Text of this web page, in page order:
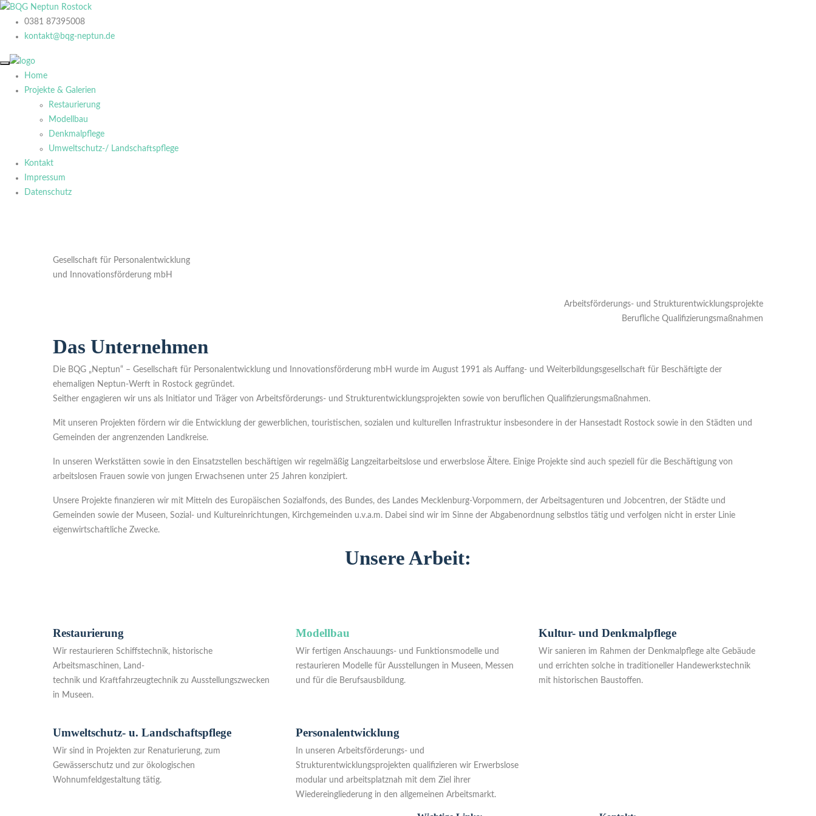
0381 87395008
kontakt@bqg-neptun.de
Home
Projekte & Galerien
Restaurierung
Modellbau
Denkmalpflege
Umweltschutz-/ Landschaftspflege
Kontakt
Impressum
Datenschutz
Gesellschaft für Personalentwicklung
und Innovationsförderung mbH
Arbeitsförderungs- und Strukturentwicklungsprojekte
Berufliche Qualifizierungsmaßnahmen
Das Unternehmen
Die BQG „Neptun“ – Gesellschaft für Personalentwicklung und Innovationsförderung mbH wurde im August 1991 als Auffang- und Weiterbildungsgesellschaft für Beschäftigte der
ehemaligen Neptun-Werft in Rostock gegründet.
Seither engagieren wir uns als Initiator und Träger von Arbeitsförderungs- und Strukturentwicklungsprojekten sowie von beruflichen Qualifizierungsmaßnahmen.
Mit unseren Projekten fördern wir die Entwicklung der gewerblichen, touristischen, sozialen und kulturellen Infrastruktur insbesondere in der Hansestadt Rostock sowie in den Städten und
Gemeinden der angrenzenden Landkreise.
In unseren Werkstätten sowie in den Einsatzstellen beschäftigen wir regelmäßig Langzeitarbeitslose und erwerbslose Ältere. Einige Projekte sind auch speziell für die Beschäftigung von
arbeitslosen Frauen sowie von jungen Erwachsenen unter 25 Jahren konzipiert.
Unsere Projekte finanzieren wir mit Mitteln des Europäischen Sozialfonds, des Bundes, des Landes Mecklenburg-Vorpommern, der Arbeitsagenturen und Jobcentren, der Städte und
Gemeinden sowie der Museen, Sozial- und Kultureinrichtungen, Kirchgemeinden u.v.a.m. Dabei sind wir im Sinne der Abgabenordnung selbstlos tätig und verfolgen nicht in erster Linie
eigenwirtschaftliche Zwecke.
Unsere Arbeit:
Restaurierung
Wir restaurieren Schiffstechnik, historische
Arbeitsmaschinen, Land-
technik und Kraftfahrzeugtechnik zu Ausstellungszwecken
in Museen.
Modellbau
Wir fertigen Anschauungs- und Funktionsmodelle und
restaurieren Modelle für Ausstellungen in Museen, Messen
und für die Berufsausbildung.
Kultur- und Denkmalpflege
Wir sanieren im Rahmen der Denkmalpflege alte Gebäude
und errichten solche in traditioneller Handewerkstechnik
mit historischen Baustoffen.
Umweltschutz- u. Landschaftspflege
Wir sind in Projekten zur Renaturierung, zum
Gewässerschutz und zur ökologischen
Wohnumfeldgestaltung tätig.
Personalentwicklung
In unseren Arbeitsförderungs- und
Strukturentwicklungsprojekten qualifizieren wir Erwerbslose
modular und arbeitsplatznah mit dem Ziel ihrer
Wiedereingliederung in den allgemeinen Arbeitsmarkt.